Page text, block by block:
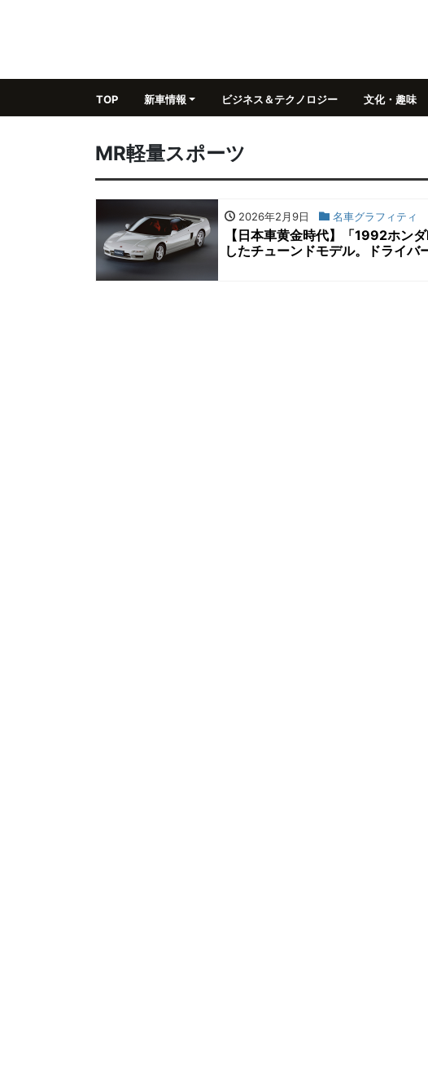
TOP 新車情報 ビジネス＆テクノロジー 文化・趣味
MR軽量スポーツ
2026年2月9日 名車グラフィティ
【日本車黄金時代】「1992ホン
したチューンドモデル。ドライバ